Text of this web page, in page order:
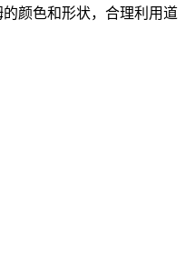
颜色和形状，合理利用道